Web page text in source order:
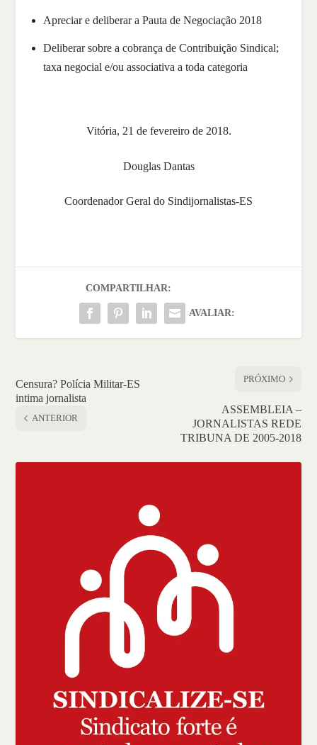
Apreciar e deliberar a Pauta de Negociação 2018
Deliberar sobre a cobrança de Contribuição Sindical;
taxa negocial e/ou associativa a toda categoria
Vitória, 21 de fevereiro de 2018.
Douglas Dantas
Coordenador Geral do Sindijornalistas-ES
COMPARTILHAR:
AVALIAR:
Censura? Polícia Militar-ES
intima jornalista
ANTERIOR
PRÓXIMO
ASSEMBLEIA –
JORNALISTAS REDE
TRIBUNA DE 2005-2018